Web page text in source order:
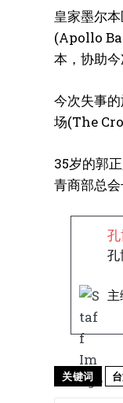
皇家墨尔
(Apollo
本，协助今
今次失事
场(The
35岁的郭
青商部总
孔
主
关键词